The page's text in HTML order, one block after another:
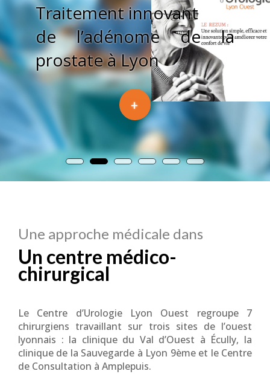
Traitement innovant
de l’adénome de la
prostate à Lyon
+
Une approche médicale dans
Un centre médico-
chirurgical
Le Centre d’Urologie Lyon Ouest regroupe 7
chirurgiens travaillant sur trois sites de l’ouest
lyonnais : la clinique du Val d’Ouest à Écully, la
clinique de la Sauvegarde à Lyon 9ème et le Centre
de Consultation à Amplepuis.